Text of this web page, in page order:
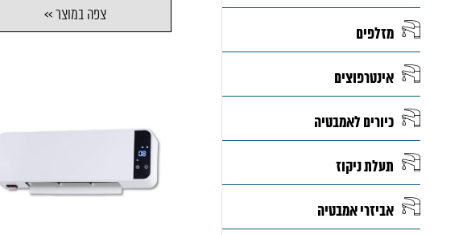
מזלפים
אינטרפוצים
כיורים לאמבטיה
תעלת ניקוז
אביזרי אמבטיה
צפה במוצר >>